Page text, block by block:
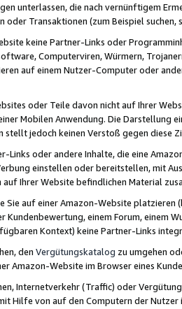
unterlassen, die nach vernünftigem
oder Transaktionen (zum Beispiel
keine Partner-Links oder
Computerviren, Würmern,
auf einem Nutzer-Computer oder
oder Teile davon nicht auf Ihrer
Mobilen Anwendung. Die Darstellung
stellt jedoch keinen Verstoß gegen diese
Links oder andere Inhalte, die eine
einstellen oder bereitstellen, mit
Ihrer Website befindlichen Material
Sie auf einer Amazon-Website
Kundenbewertung, einem Forum, einem
Kontext) keine Partner-Links
den Vergütungskatalog zu umgehen
Amazon-Website im Browser eines
Internetverkehr (Traffic) oder
Hilfe von auf den Computern der